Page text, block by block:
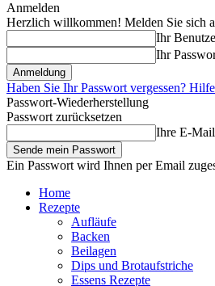
Anmelden
Herzlich willkommen! Melden Sie sich
Ihr
Ihr
Haben Sie Ihr Passwort vergessen?
Passwort-Wiederherstellung
Passwort zurücksetzen
Ihre E-
Ein Passwort wird Ihnen per Email
Home
Rezepte
Aufläufe
Backen
Beilagen
Dips und Brotaufstriche
Essens Rezepte